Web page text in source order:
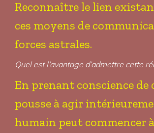
Reconnaître le lien
ces moyens de
forces astrales.
Quel est l’avantage d’admettre cette
En prenant conscience de
pousse à agir
humain peut commencer